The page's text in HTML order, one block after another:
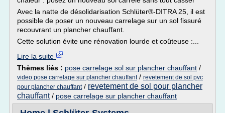
Avec la natte de désolidarisation Schlüter®-DITRA 25, il est
possible de poser un nouveau carrelage sur un sol fissuré
recouvrant un plancher chauffant.
Cette solution évite une rénovation lourde et coûteuse :...
Lire la suite
Thèmes liés : pose carrelage sol sur plancher chauffant /
video pose carrelage sur plancher chauffant/ revetement de sol pvc
pour plancher chauffant/ revetement de sol pour plancher
chauffant/ pose carrelage sur plancher chauffant